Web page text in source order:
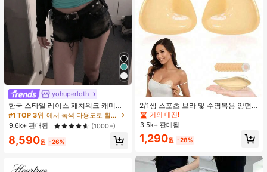
yohuperloth
한국 스타일 레이스 패치워크 캐미솔
탱크 탑, Y2K 에스테틱, 스트리트웨어
캐주얼 여름
#1 TOP 3위
에서 녹색 다용도로 활용 가능한 데일리 탑
9.6k+ 판매됨
(1000+)
8,590원 -26%
2/1쌍 스포츠 브라 및 수영복용 양면
접착 브라 패드
거의 매진!
3.5k+ 판매됨
1,290원 -28%